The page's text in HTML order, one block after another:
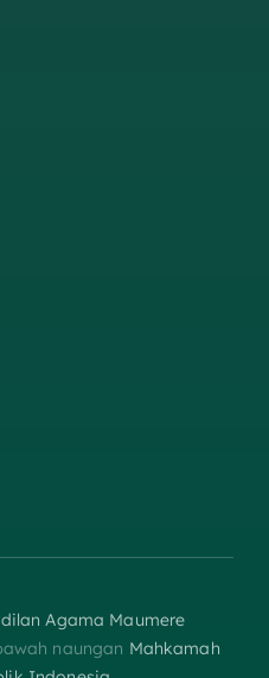
Agama Maumere
naungan Mahkamah